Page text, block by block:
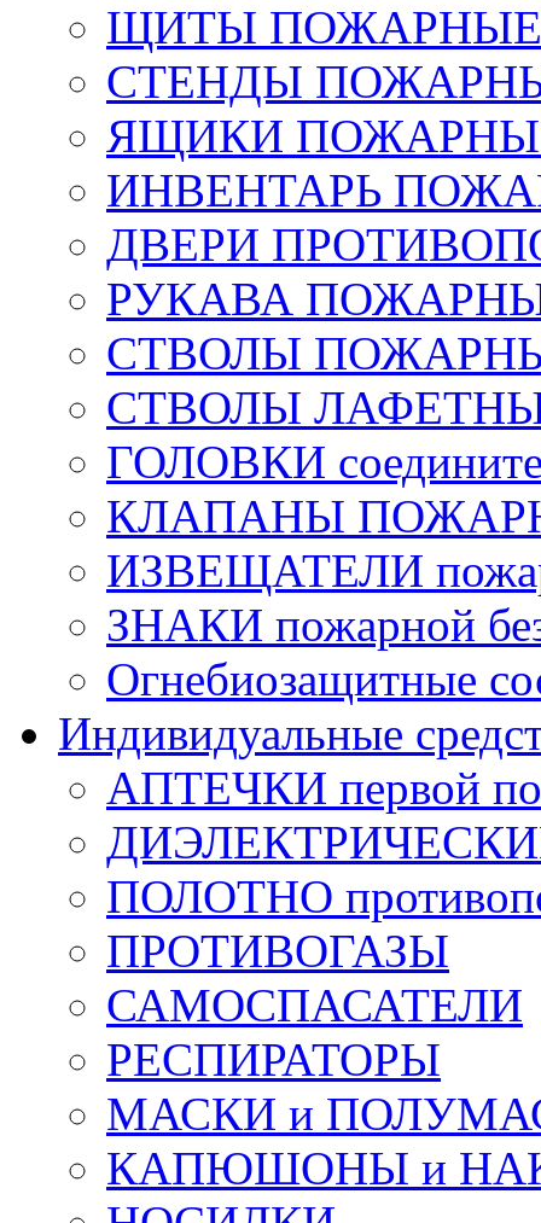
ЩИТЫ ПОЖАРНЫЕ
СТЕНДЫ
ЯЩИКИ ПОЖАРНЫЕ
ИНВЕНТАРЬ
ДВЕРИ
РУКАВА
СТВОЛЫ
СТВОЛЫ
ГОЛОВКИ
КЛАПАНЫ
ИЗВЕЩАТЕЛИ
ЗНАКИ пожарной
Огнебиозащитные
Индивидуальные
АПТЕЧКИ первой
ДИЭЛЕКТРИЧЕСКИЕ
ПОЛОТНО
ПРОТИВОГАЗЫ
САМОСПАСАТЕЛИ
РЕСПИРАТОРЫ
МАСКИ и
КАПЮШОНЫ и